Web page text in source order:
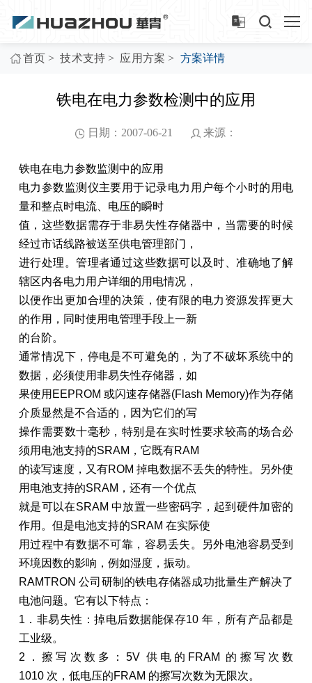
首页 > 技术支持 > 应用方案 > 方案详情
铁电在电力参数检测中的应用
日期：2007-06-21 来源：
铁电在电力参数监测中的应用
电力参数监测仪主要用于记录电力用户每个小时的用电
量和整点时电流、电压的瞬时
值，这些数据需存于非易失性存储器中，当需要的时候
经过市话线路被送至供电管理部门，
进行处理。管理者通过这些数据可以及时、准确地了解
辖区内各电力用户详细的用电情况，
以便作出更加合理的决策，使有限的电力资源发挥更大
的作用，同时使用电管理手段上一新
的台阶。
通常情况下，停电是不可避免的，为了不破坏系统中的
数据，必须使用非易失性存储器，如
果使用EEPROM 或闪速存储器(Flash Memory)作为存储
介质显然是不合适的，因为它们的写
操作需要数十毫秒，特别是在实时性要求较高的场合必
须用电池支持的SRAM，它既有RAM
的读写速度，又有ROM 掉电数据不丢失的特性。另外使
用电池支持的SRAM，还有一个优点
就是可以在SRAM 中放置一些密码字，起到硬件加密的
作用。但是电池支持的SRAM 在实际使
用过程中有数据不可靠，容易丢失。另外电池容易受到
环境因数的影响，例如湿度，振动。
RAMTRON 公司研制的铁电存储器成功批量生产解决了
电池问题。它有以下特点：
1．非易失性：掉电后数据能保存10 年，所有产品都是
工业级。
2．擦写次数多：5V 供电的FRAM 的擦写次数
1010 次，低电压的FRAM 的擦写次数为无限次。